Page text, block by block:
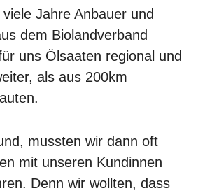
Jahre Anbauer und
dem Biolandverband
uns Ölsaaten regional und
als aus 200km
mussten wir dann oft
mit unseren Kundinnen
Denn wir wollten, dass